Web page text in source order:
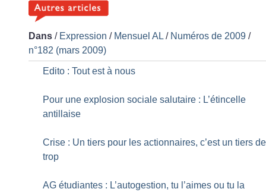
Dans / Expression / Mensuel AL / Numéros de 2009 /
n°182 (mars 2009)
Edito : Tout est à nous
Pour une explosion sociale salutaire : L’étincelle
antillaise
Crise : Un tiers pour les actionnaires, c’est un tiers de
trop
AG étudiantes : L’autogestion, tu l’aimes ou tu la